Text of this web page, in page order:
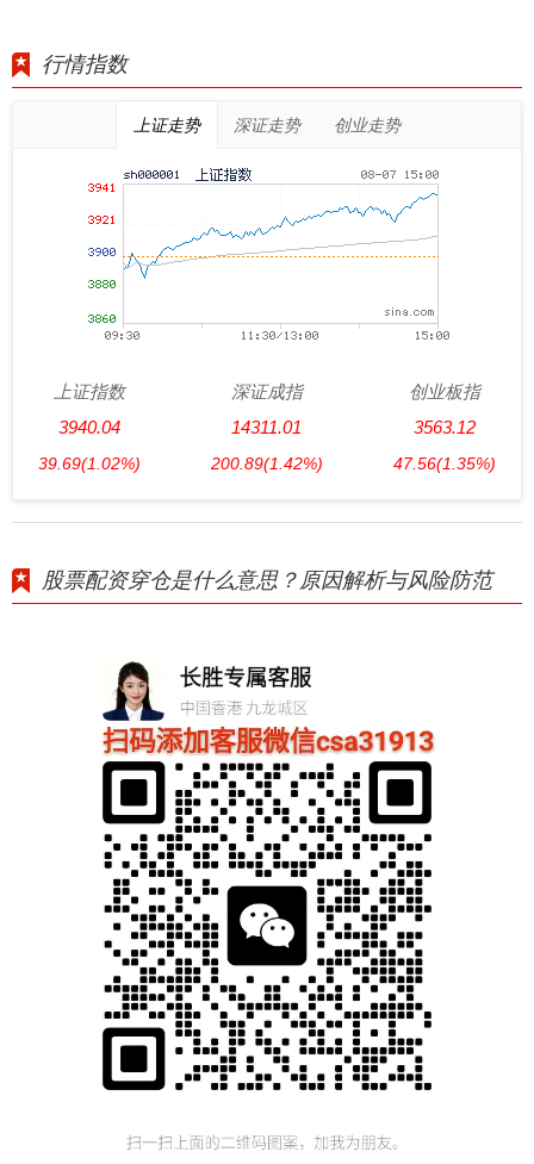
行情指数
上证走势 深证走势 创业走势
上证指数
3940.04
39.69(1.02%)
深证成指
14311.01
200.89(1.42%)
创业板指
3563.12
47.56(1.35%)
股票配资穿仓是什么意思？原因解析与风险防范